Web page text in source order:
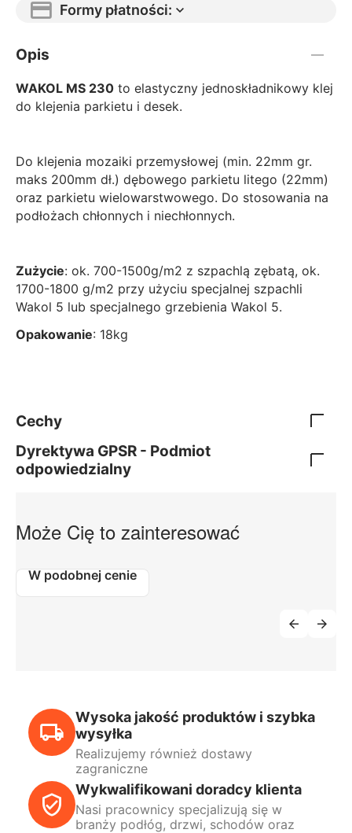
Formy płatności:
Opis
WAKOL MS 230 to elastyczny jednoskładnikowy klej
do klejenia parkietu i desek.
Do klejenia mozaiki przemysłowej (min. 22mm gr.
maks 200mm dł.) dębowego parkietu litego (22mm)
oraz parkietu wielowarstwowego. Do stosowania na
podłożach chłonnych i niechłonnych.
Zużycie: ok. 700-1500g/m2 z szpachlą zębatą, ok.
1700-1800 g/m2 przy użyciu specjalnej szpachli
Wakol 5 lub specjalnego grzebienia Wakol 5.
Opakowanie: 18kg
Cechy
Dyrektywa GPSR - Podmiot
odpowiedzialny
Może Cię to zainteresować
W podobnej cenie
Wysoka jakość produktów i szybka
wysyłka
Realizujemy również dostawy
zagraniczne
Wykwalifikowani doradcy klienta
Nasi pracownicy specjalizują się w
branży podłóg, drzwi, schodów oraz